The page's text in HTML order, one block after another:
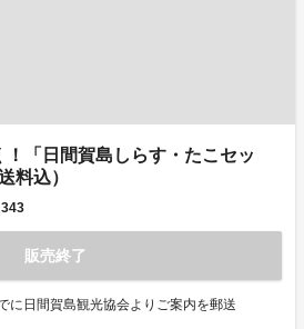
！「日間賀島しらす・たこセッ
料込）
343
販売終了
に日間賀島観光協会よりご案内を郵送